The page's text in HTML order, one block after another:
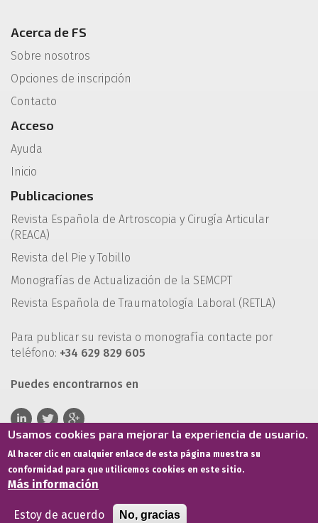
Acerca de FS
Sobre nosotros
Opciones de inscripción
Contacto
Acceso
Ayuda
Inicio
Publicaciones
Revista Española de Artroscopia y Cirugía Articular
(REACA)
Revista del Pie y Tobillo
Monografías de Actualización de la SEMCPT
Revista Española de Traumatología Laboral (RETLA)
Para publicar su revista o monografía contacte por
teléfono: +34 629 829 605
Puedes encontrarnos en
Términos de servicio Política de privacidad
Usamos cookies para mejorar la experiencia de usuario.
Al hacer clic en cualquier enlace de esta página muestra su
conformidad para que utilicemos cookies en este sitio.
Más información
Estoy de acuerdo No, gracias